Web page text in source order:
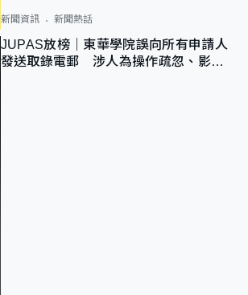
新聞資訊 新聞熱話
JUPAS放榜｜東華學院誤向所有申請人
發送取錄電郵 涉人為操作疏忽、影響